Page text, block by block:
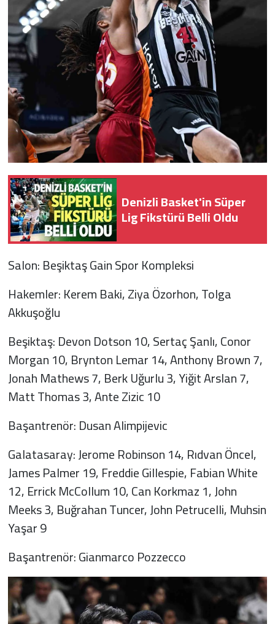
Denizli Basket'in Süper
Lig Fikstürü Belli Oldu
Salon: Beşiktaş Gain Spor Kompleksi
Hakemler: Kerem Baki, Ziya Özorhon, Tolga
Akkuşoğlu
Beşiktaş: Devon Dotson 10, Sertaç Şanlı, Conor
Morgan 10, Brynton Lemar 14, Anthony Brown 7,
Jonah Mathews 7, Berk Uğurlu 3, Yiğit Arslan 7,
Matt Thomas 3, Ante Zizic 10
Başantrenör: Dusan Alimpijevic
Galatasaray: Jerome Robinson 14, Rıdvan Öncel,
James Palmer 19, Freddie Gillespie, Fabian White
12, Errick McCollum 10, Can Korkmaz 1, John
Meeks 3, Buğrahan Tuncer, John Petrucelli, Muhsin
Yaşar 9
Başantrenör: Gianmarco Pozzecco